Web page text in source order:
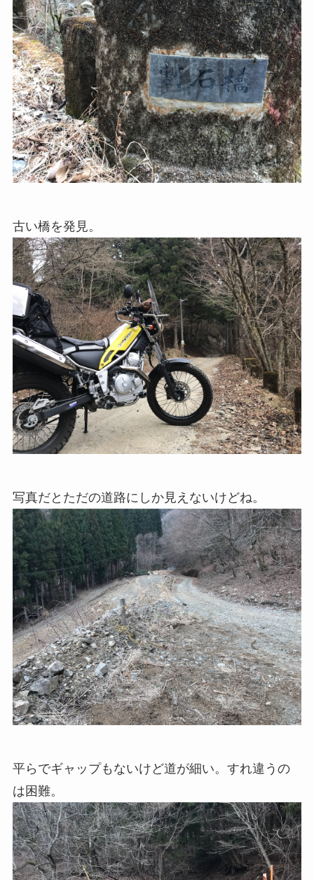
古い橋を発見。
写真だとただの道路にしか見えないけどね。
平らでギャップもないけど道が細い。すれ違うの
は困難。